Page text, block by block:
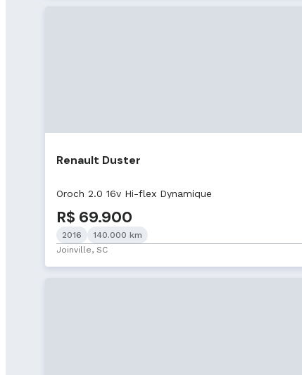
Renault Duster
Oroch 2.0 16v Hi-flex Dynamique
R$ 69.900
2016
140.000 km
Joinville, SC